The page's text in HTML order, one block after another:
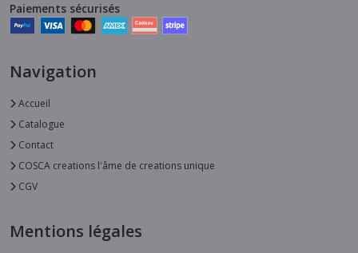
Paiements sécurisés
Navigation
Accueil
Catalogue
Contact
COSCA creations l'âme de creations unique
CGV
Mentions légales